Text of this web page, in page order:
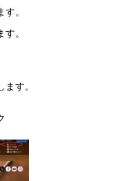
す。
。
す。